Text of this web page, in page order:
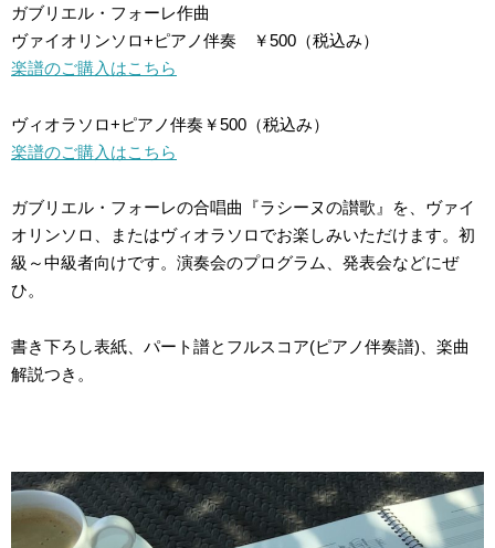
ガブリエル・フォーレ作曲
ヴァイオリンソロ+ピアノ伴奏 ￥500（税込み）
楽譜のご購入はこちら
ヴィオラソロ+ピアノ伴奏￥500（税込み）
楽譜のご購入はこちら
ガブリエル・フォーレの合唱曲『ラシーヌの讃歌』を、ヴァイ
オリンソロ、またはヴィオラソロでお楽しみいただけます。初
級～中級者向けです。演奏会のプログラム、発表会などにぜ
ひ。
書き下ろし表紙、パート譜とフルスコア(ピアノ伴奏譜)、楽曲
解説つき。